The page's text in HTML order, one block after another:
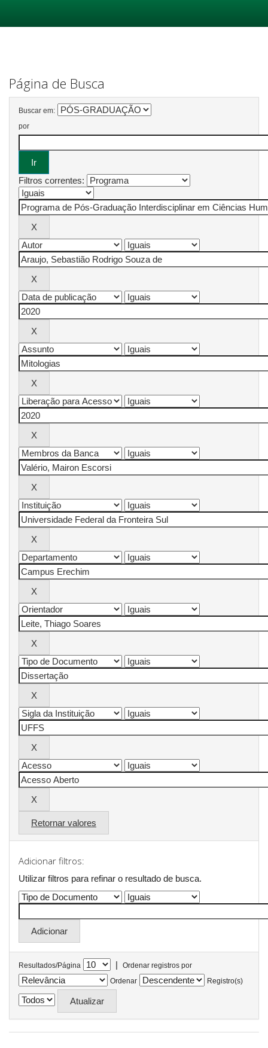
Página de Busca
Buscar em:
por
Filtros correntes:
Retornar valores
Adicionar filtros:
Utilizar filtros para refinar o resultado de busca.
Resultados/Página |
Ordenar registros por
Ordenar
Registro(s)